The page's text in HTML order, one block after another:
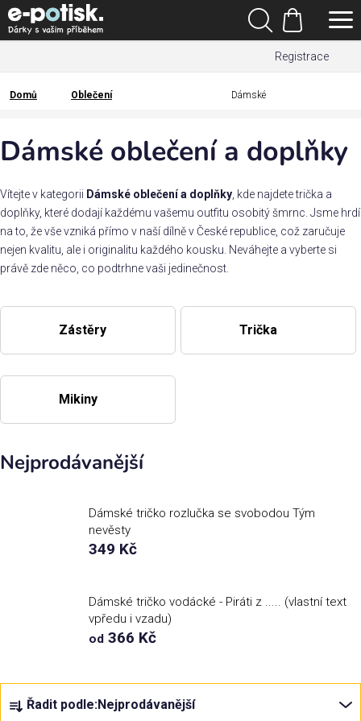
Přejít
na
obsah
Registrace
Hledat
Nákupní
košík
pro
Rodina
/
Láska
sport
Příležitosti
Domů
Domů Oblečení Dámské
Dámské oblečení a doplňky
Vítejte v kategorii Dámské oblečení a doplňky , kde najdete trička a
doplňky, které dodají každému vašemu outfitu osobitý šmrnc. Jsme hrdí
na to, že vše vzniká přímo v naší dílně v České republice, což zaručuje
nejen kvalitu, ale i originalitu každého kousku. Neváhejte a vyberte si
právě zde něco, co podtrhne vaši jedinečnost.
Zástěry Trička
Mikiny
Nejprodávanější
Dámské tričko rozlučka se svobodou Tým
nevěsty
349 Kč
Dámské tričko vodácké - Piráti z ..... (vlastní text
vpředu i vzadu)
od 366 Kč
Řadit podle:Nejprodávanější